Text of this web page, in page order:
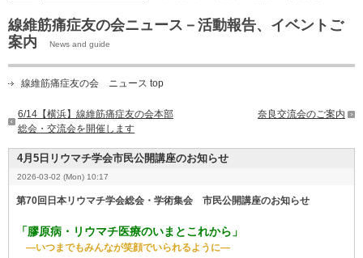
線維筋痛症友の会ニュース－活動報告、イベントご
案内
News and guide
線維筋痛症友の会 ニュース top
6/14【横浜】線維筋痛症友の会本部
総会・交流会を開催します
奈良交流会のご案内
4月5日リウマチ学会市民公開講座のお知らせ
2026-03-02 (Mon) 10:17
第70回日本リウマチ学会総会・学術集会 市民公開講座のお知らせ
「膠原病・リウマチ医療のいまとこれから」
―いつまでもみんなが笑顔でいられるように―